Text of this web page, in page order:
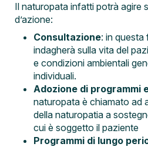
Il naturopata infatti potrà agire
d’azione:
Consultazione: in questa
indagherà sulla vita del
e condizioni ambientali
individuali.
Adozione di programmi
naturopata è chiamato ad
della naturopatia a
cui è soggetto il paziente
Programmi di lungo